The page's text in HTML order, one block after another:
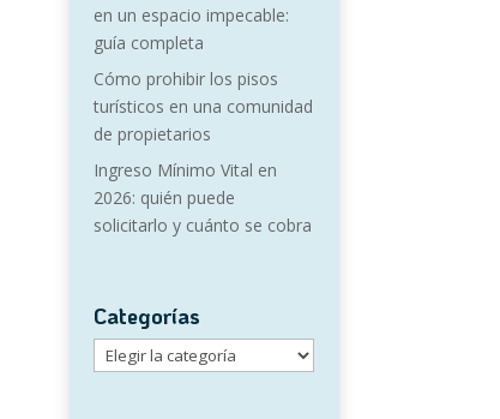
en un espacio impecable:
guía completa
Cómo prohibir los pisos
turísticos en una comunidad
de propietarios
Ingreso Mínimo Vital en
2026: quién puede
solicitarlo y cuánto se cobra
Categorías
Categorías